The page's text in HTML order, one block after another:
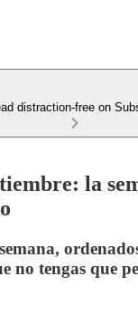
distraction-free on
la
no tengas que